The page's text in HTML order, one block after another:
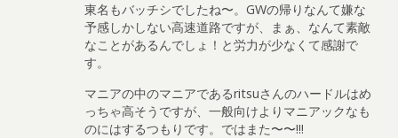
東名もバッチシでしたね〜。GWの帰りなんて嫌な
予感しかしない高速道路ですが、まぁ、なんて素敵
なことがあるんでしょ！と労力が少なくて感謝で
す。
マニアの中のマニアであるritsuさんのハードルはめ
っちゃ高そうですが、一般向けよりマニアックなも
のにはするつもりです。ではまた〜〜!!!